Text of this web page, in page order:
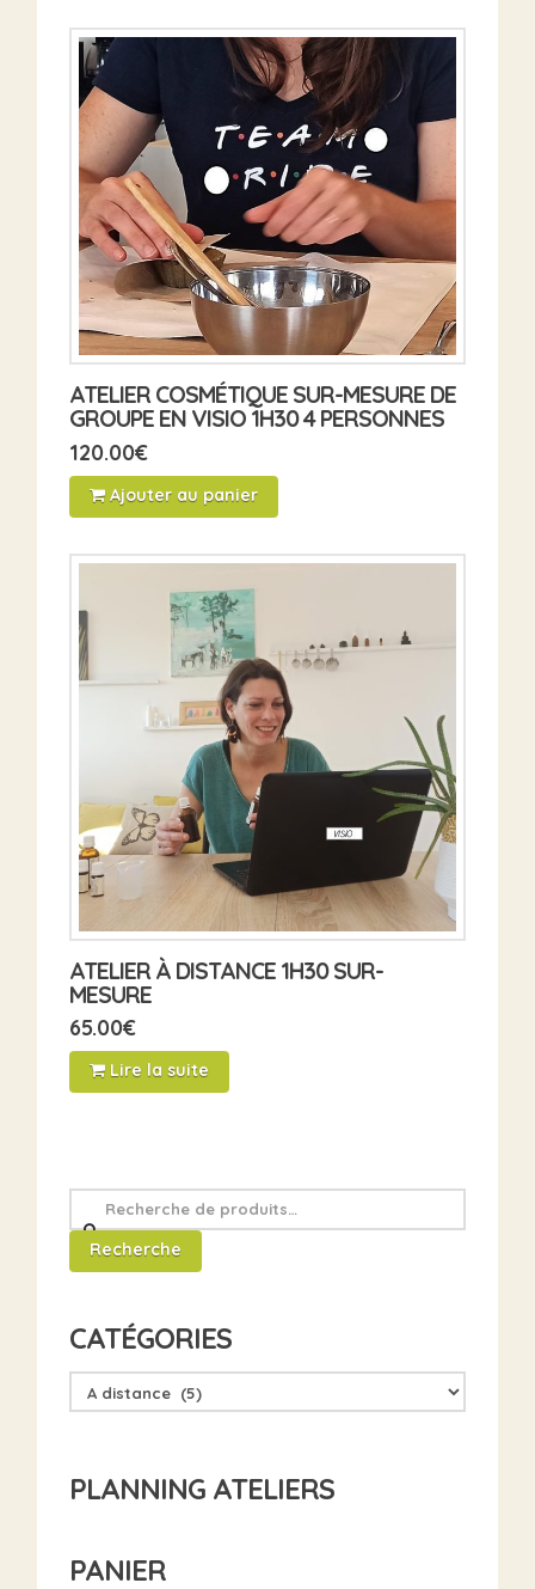
ATELIER COSMÉTIQUE SUR-MESURE DE
GROUPE EN VISIO 1H30 4 PERSONNES
120.00€
Ajouter au panier
ATELIER À DISTANCE 1H30 SUR-
MESURE
65.00€
Lire la suite
Recherche
pour
Recherche
CATÉGORIES
PLANNING ATELIERS
PANIER